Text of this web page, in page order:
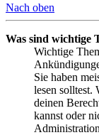
Nach oben
Was sind wichtige
Wichtige
Sie haben
lesen solltest.
deinen
kannst oder